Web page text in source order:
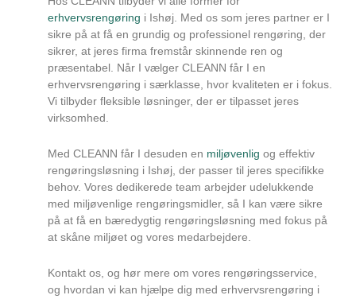
erhvervsrengøring i Ishøj. Med os som jeres partner er I
sikre på at få en grundig og professionel rengøring, der
sikrer, at jeres firma fremstår skinnende ren og
præsentabel. Når I vælger CLEANN får I en
erhvervsrengøring i særklasse, hvor kvaliteten er i fokus.
Vi tilbyder fleksible løsninger, der er tilpasset jeres
virksomhed.
Med CLEANN får I desuden en miljøvenlig og effektiv
rengøringsløsning i Ishøj, der passer til jeres specifikke
behov. Vores dedikerede team arbejder udelukkende
med miljøvenlige rengøringsmidler, så I kan være sikre
på at få en bæredygtig rengøringsløsning med fokus på
at skåne miljøet og vores medarbejdere.
Kontakt os, og hør mere om vores rengøringsservice,
og hvordan vi kan hjælpe dig med erhvervsrengøring i